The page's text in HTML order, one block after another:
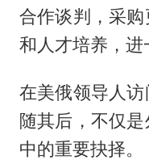
合作谈判，采
和人才培养，进
在美俄领导人
随其后，不仅
中的重要抉择。